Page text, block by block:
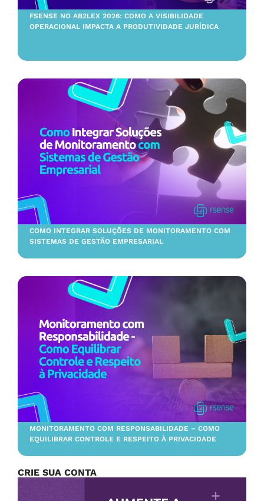
FSENSE NO AB2LEX 2026: COMO A VISIBILIDADE
OPERACIONAL IMPACTA A PRODUTIVIDADE JURÍDICA
COMO INTEGRAR SOLUÇÕES DE MONITORAMENTO COM
SISTEMAS DE GESTÃO EMPRESARIAL
MONITORAMENTO COM RESPONSABILIDADE – COMO
EQUILIBRAR CONTROLE E RESPEITO À PRIVACIDADE
CRIE SUA CONTA